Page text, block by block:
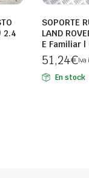
2.4
SOPORTE
LAND
E Familiar
51,24€Iva
En stock